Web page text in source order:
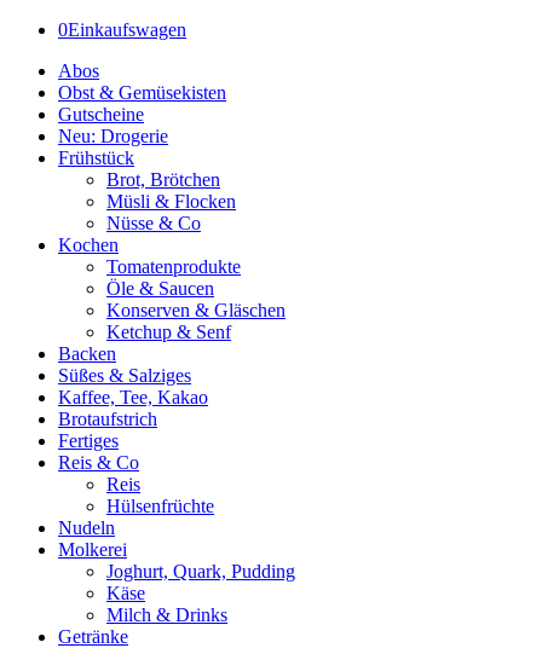
0Einkaufswagen
Abos
Obst & Gemüsekisten
Gutscheine
Neu: Drogerie
Frühstück
Brot, Brötchen
Müsli & Flocken
Nüsse & Co
Kochen
Tomatenprodukte
Öle & Saucen
Konserven & Gläschen
Ketchup & Senf
Backen
Süßes & Salziges
Kaffee, Tee, Kakao
Brotaufstrich
Fertiges
Reis & Co
Reis
Hülsenfrüchte
Nudeln
Molkerei
Joghurt, Quark, Pudding
Käse
Milch & Drinks
Getränke